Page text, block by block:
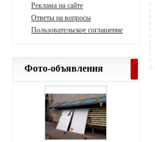
Реклама на сайте
Ответы на вопросы
Пользовательское соглашение
Фото-объявления